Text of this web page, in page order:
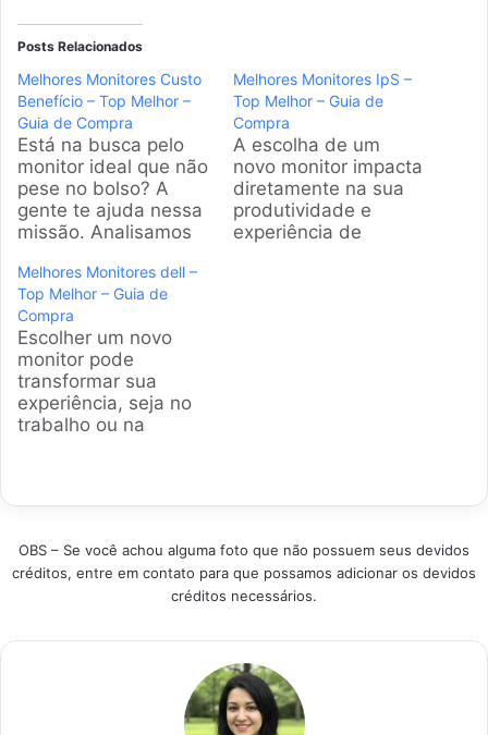
Posts Relacionados
Melhores Monitores Custo
Benefício – Top Melhor –
Guia de Compra
Está na busca pelo
monitor ideal que não
pese no bolso? A
gente te ajuda nessa
missão. Analisamos
procurados, unindo
qualidade de imagem
e preço justo para
você fazer a escolha
certa, seja para
trabalho, estudo ou
aquele game.
Produtos em
Melhores Monitores IpS –
Top Melhor – Guia de
Compra
A escolha de um
novo monitor impacta
diretamente na sua
produtividade e
experiência de
Melhores Monitores dell –
Top Melhor – Guia de
Compra
Escolher um novo
monitor pode
transformar sua
experiência, seja no
trabalho ou na
a web e reunimos os
Dell do mercado
brasileiro, analisando
cada detalhe para
compra. Produtos em
OBS – Se você achou alguma foto que não possuem seus devidos
créditos, entre em contato para que possamos adicionar os devidos
créditos necessários.